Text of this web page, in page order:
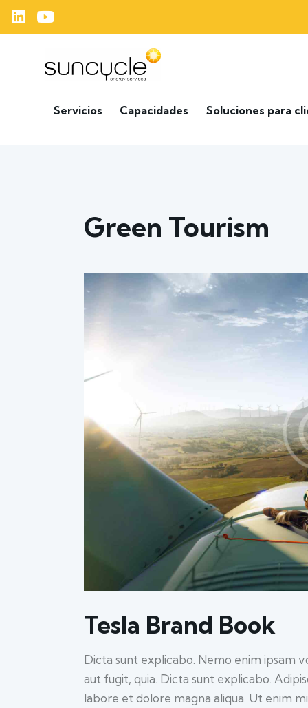
Servicios Capacidades Soluciones para
Green Tourism
Tesla Brand Book
Dicta sunt explicabo. Nemo enim ipsam
aut fugit, quia. Dicta sunt explicabo.
labore et dolore magna aliqua. Ut enim